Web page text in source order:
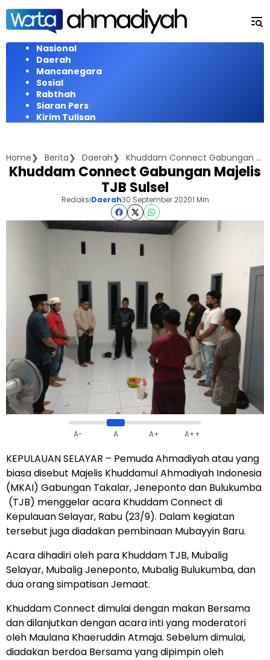
Langsung
konten
Nasional
Daerah
Mancanegara
Sosial
Rabthah
Siaran Pers
Kirim Tulisan
Home Berita Daerah Khuddam Connect Gabungan Majelis TJB Sulsel
Khuddam Connect Gabungan Majelis
TJB Sulsel
RedaksiDaerah30 September 20201 Min
A- A A+ A++
KEPULAUAN SELAYAR – Pemuda Ahmadiyah atau yang
biasa disebut Majelis Khuddamul Ahmadiyah Indonesia
(MKAI) Gabungan Takalar, Jeneponto dan Bulukumba
(TJB) menggelar acara Khuddam Connect di
Kepulauan Selayar, Rabu (23/9). Dalam kegiatan
tersebut juga diadakan pembinaan Mubayyin Baru.
Acara dihadiri oleh para Khuddam TJB, Mubalig
Selayar, Mubalig Jeneponto, Mubalig Bulukumba, dan
dua orang simpatisan Jemaat.
Khuddam Connect dimulai dengan makan Bersama
dan dilanjutkan dengan acara inti yang moderatori
oleh Maulana Khaeruddin Atmaja. Sebelum dimulai,
diadakan berdoa Bersama yang dipimpin oleh